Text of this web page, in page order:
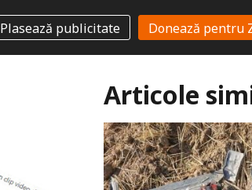
Plasează publicitate Donează pentru
Articole